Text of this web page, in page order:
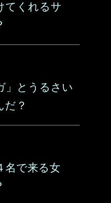
てくれるサ
」とうるさい
だ？
名で来る女